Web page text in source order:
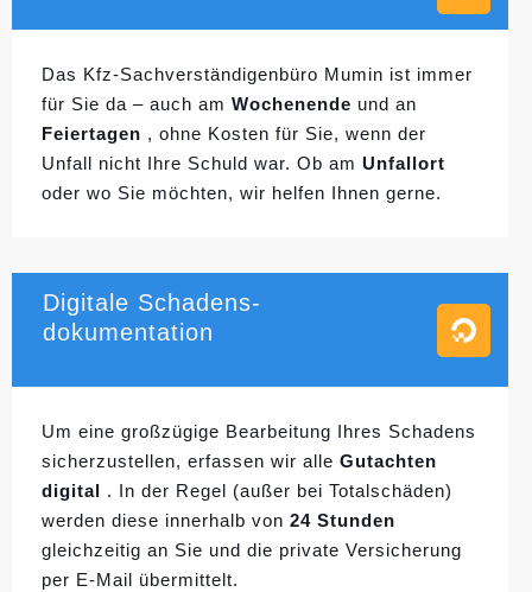
Das Kfz-Sachverständigenbüro Mumin ist immer
für Sie da – auch am Wochenende und an
Feiertagen , ohne Kosten für Sie, wenn der
Unfall nicht Ihre Schuld war. Ob am Unfallort
oder wo Sie möchten, wir helfen Ihnen gerne.
Digitale Schadens-
dokumentation
Um eine großzügige Bearbeitung Ihres Schadens
sicherzustellen, erfassen wir alle Gutachten
digital . In der Regel (außer bei Totalschäden)
werden diese innerhalb von 24 Stunden
gleichzeitig an Sie und die private Versicherung
per E-Mail übermittelt.